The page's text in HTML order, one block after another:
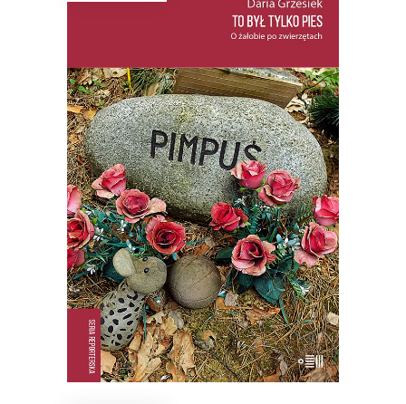
E-BOOK DO KOSZYKA
TO BYŁ TYLKO PIES
PREMIERA: 22 PAŹDZIERNIKA 2025
54.99zł 35.74zł
KSIĄŻKA DO KOSZYKA